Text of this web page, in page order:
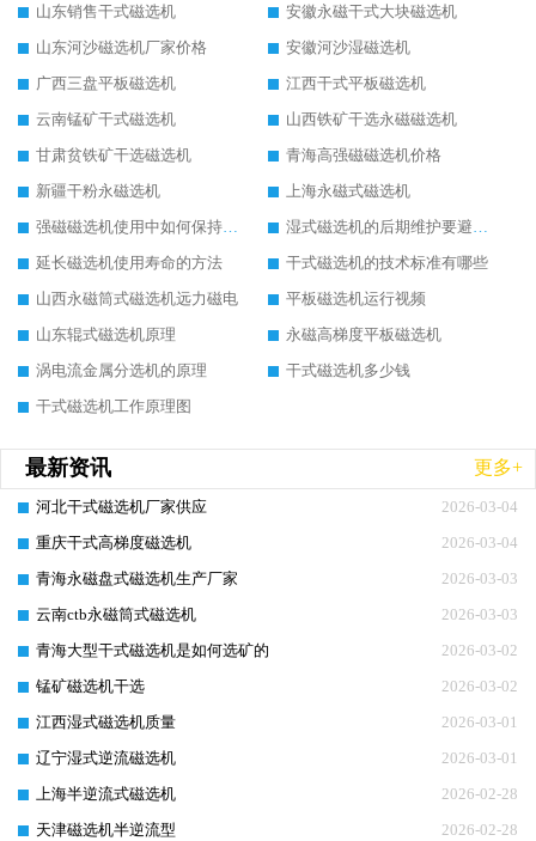
山东销售干式磁选机
安徽永磁干式大块磁选机
山东河沙磁选机厂家价格
安徽河沙湿磁选机
广西三盘平板磁选机
江西干式平板磁选机
云南锰矿干式磁选机
山西铁矿干选永磁磁选机
甘肃贫铁矿干选磁选机
青海高强磁磁选机价格
新疆干粉永磁选机
上海永磁式磁选机
强磁磁选机使用中如何保持其顺畅运行
湿式磁选机的后期维护要避开哪些坑
延长磁选机使用寿命的方法
干式磁选机的技术标准有哪些
山西永磁筒式磁选机远力磁电
平板磁选机运行视频
山东辊式磁选机原理
永磁高梯度平板磁选机
涡电流金属分选机的原理
干式磁选机多少钱
干式磁选机工作原理图
最新资讯 更多+
2026-03-04
河北干式磁选机厂家供应
2026-03-04
重庆干式高梯度磁选机
2026-03-03
青海永磁盘式磁选机生产厂家
2026-03-03
云南ctb永磁筒式磁选机
2026-03-02
青海大型干式磁选机是如何选矿的
2026-03-02
锰矿磁选机干选
2026-03-01
江西湿式磁选机质量
2026-03-01
辽宁湿式逆流磁选机
2026-02-28
上海半逆流式磁选机
2026-02-28
天津磁选机半逆流型